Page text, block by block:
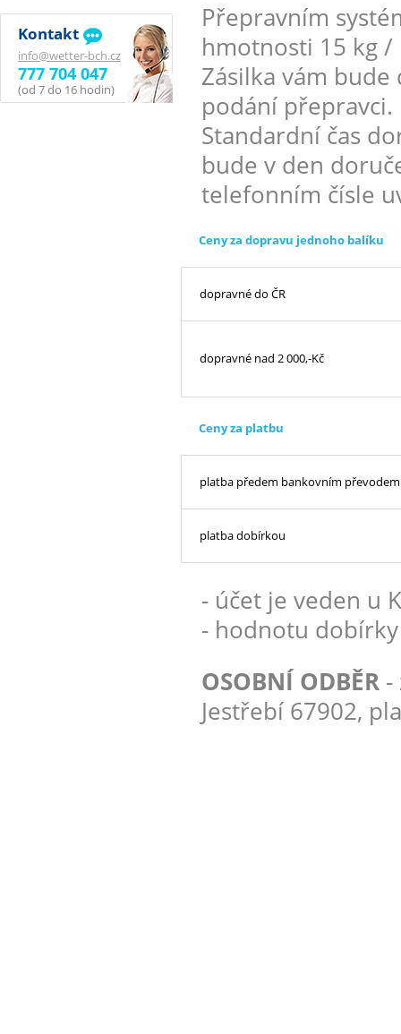
Kontakt
info@wetter-bch.cz
777 704 047
(od 7 do 16 hodin)
Přepravním
hmotnosti 15 kg /
Zásilka vám
podání přepravci.
Standardní čas
bude v den
telefonním čísle
Ceny za dopravu jednoho balíku
dopravné do ČR
dopravné nad 2 000,-Kč
Ceny za platbu
platba předem bankovním převodem
platba dobírkou
- účet je veden u
- hodnotu
OSOBNÍ ODBĚR -
Jestřebí 67902,